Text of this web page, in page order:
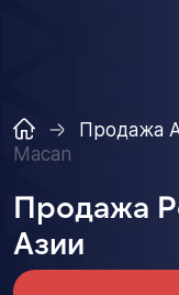
Продажа
Macan
Продажа
Азии